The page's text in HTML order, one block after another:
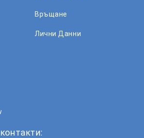
Връщане
Лични Данни